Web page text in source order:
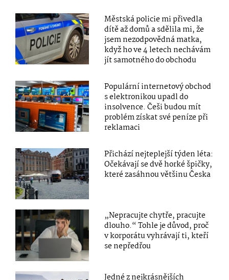
Městská policie mi přivedla
dítě až domů a sdělila mi, že
jsem nezodpovědná matka,
když ho ve 4 letech nechávám
jít samotného do obchodu
Populární internetový obchod
s elektronikou upadl do
insolvence. Češi budou mít
problém získat své peníze při
reklamaci
Přichází nejteplejší týden léta:
Očekávají se dvě horké špičky,
které zasáhnou většinu Česka
„Nepracujte chytře, pracujte
dlouho.“ Tohle je důvod, proč
v korporátu vyhrávají ti, kteří
se nepředřou
Jedné z nejkrásnějších